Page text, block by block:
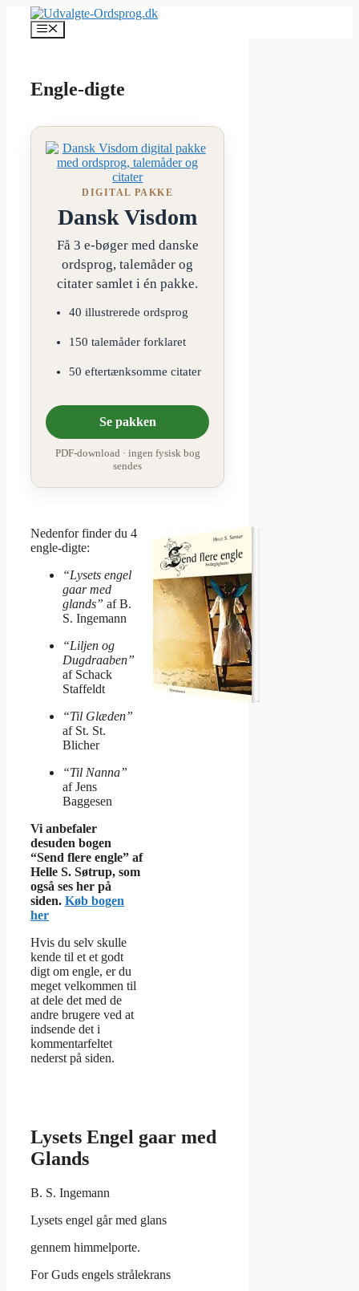
indhold
Menu
Engle-digte
DIGITAL PAKKE
Dansk Visdom
Få 3 e-bøger med danske
ordsprog, talemåder og
citater samlet i én pakke.
40 illustrerede ordsprog
150 talemåder forklaret
50 eftertænksomme citater
Se pakken
PDF-download · ingen fysisk bog
sendes
Nedenfor finder du 4
engle-digte:
“Lysets engel
gaar med
glands” af B.
S. Ingemann
“Liljen og
Dugdraaben”
af Schack
Staffeldt
“Til Glæden”
af St. St.
Blicher
“Til Nanna”
af Jens
Baggesen
Vi anbefaler
desuden bogen
“Send flere engle” af
Helle S. Søtrup, som
også ses her på
siden. Køb bogen
her
Hvis du selv skulle
kende til et et godt
digt om engle, er du
meget velkommen til
at dele det med de
andre brugere ved at
indsende det i
kommentarfeltet
nederst på siden.
Lysets Engel gaar med
Glands
B. S. Ingemann
Lysets engel går med glans
gennem himmelporte.
For Guds engels strålekrans